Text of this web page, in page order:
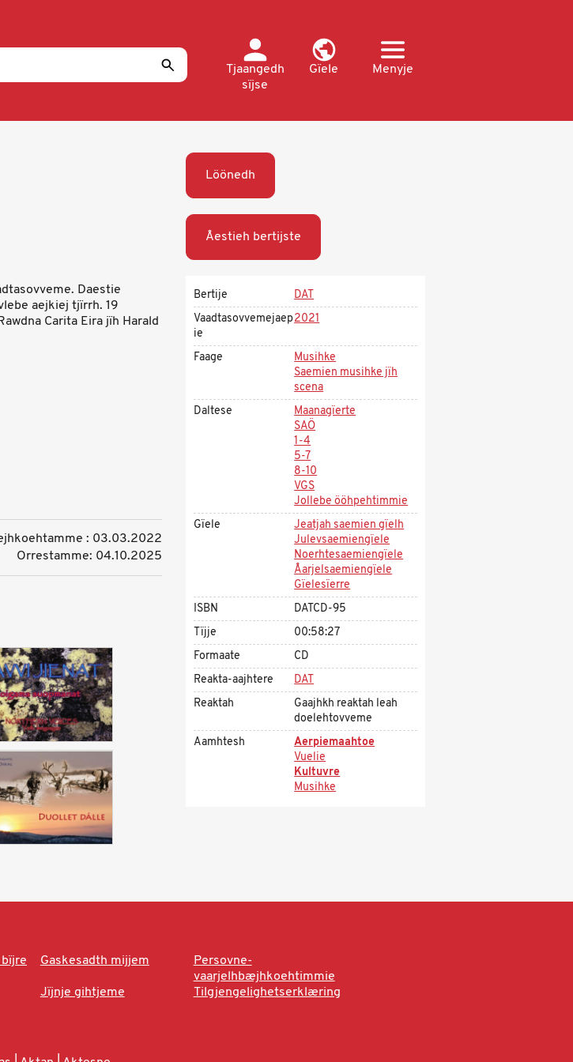
Tjaangedh
sïjse
Gïele Menyje
Daestie
aejkiej tjïrrh. 19
Carita Eira jïh Harald
: 03.03.2022
Orrestamme: 04.10.2025
Löönedh
Åestieh bertijste
Bertije
DAT
Vaadtasovvemejaep
ie
2021
Faage
Musihke
Saemien musihke jïh
scena
Daltese
Maanagïerte
SAÖ
1-4
5-7
8-10
VGS
Jollebe ööhpehtimmie
Gïele
Jeatjah saemien gïelh
Julevsaemiengïele
Noerhtesaemiengïele
Åarjelsaemiengïele
Gïelesïerre
ISBN
DATCD-95
Tïjje
00:58:27
Formaate
CD
Reakta-aajhtere
DAT
Reaktah
Gaajhkh reaktah leah
doelehtovveme
Aamhtesh
Aerpiemaahtoe
Vuelie
Kultuvre
Musihke
Gaskesadth mijjem
Persovne-
vaarjelhbæjhkoehtimmie
Jïjnje gihtjeme Tilgjengelighetserklæring